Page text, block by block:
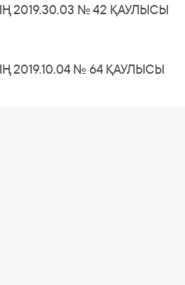
2019.30.03 № 42 ҚАУЛЫСЫ
2019.10.04 № 64 ҚАУЛЫСЫ